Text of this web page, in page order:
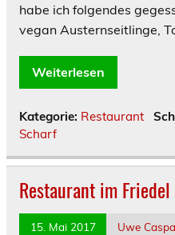
habe ich folgendes
vegan Austernseitlinge,
Weiterlesen
Kategorie: Restaurant
Scharf
Restaurant im Friedel
15. Mai 2017
Uwe